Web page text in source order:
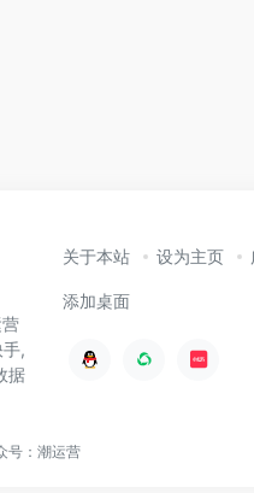
,
据
关于本站 设为主页
添加桌面
号：潮运营